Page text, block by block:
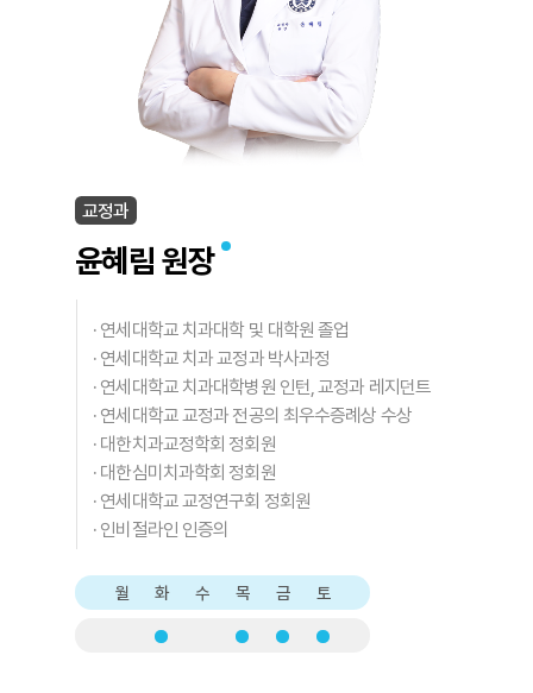
교정과
윤혜림 원장
· 연세대학교 치과대학 및 대학원 졸업
· 연세대학교 치과 교정과 박사과정
· 연세대학교 치과대학병원 인턴, 교정과 레지던트
· 연세대학교 교정과 전공의 최우수증례상 수상
· 대한치과교정학회 정회원
· 대한심미치과학회 정회원
· 연세대학교 교정연구회 정회원
· 인비절라인 인증의
월 화 수 목 금 토